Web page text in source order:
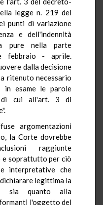
legge n. 219 del
punti di variazione
e dell'indennità
pure nella parte
febbraio - aprile.
dalla decisione
ritenuto necessario
in esame le parole
di cui all'art. 3 di
argomentazioni
la Corte dovrebbe
raggiunte
e soprattutto per ciò
interpretative che
legittima la
sia quanto alla
l'oggetto del